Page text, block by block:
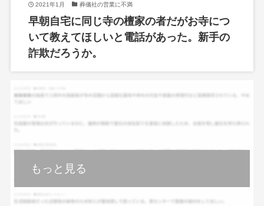
2021年1月 葬儀社の営業に不満
早朝自宅に同じ寺の檀家の者だがお寺につ
いて教えてほしいと電話があった。新手の
詐欺だろうか。
もっと見る